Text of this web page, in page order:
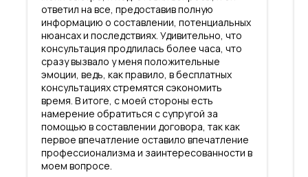
ответил на все, предоставив полную
информацию о составлении, потенциальных
нюансах и последствиях. Удивительно, что
консультация продлилась более часа, что
сразу вызвало у меня положительные
эмоции, ведь, как правило, в бесплатных
консультациях стремятся сэкономить
время. В итоге, с моей стороны есть
намерение обратиться с супругой за
помощью в составлении договора, так как
первое впечатление оставило впечатление
профессионализма и заинтересованности в
моем вопросе.